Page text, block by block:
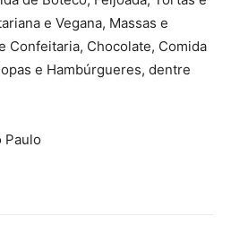
e Vegana, Massas e
Confeitaria, Chocolate, Comida
e Hambúrgueres, dentre
Paulo